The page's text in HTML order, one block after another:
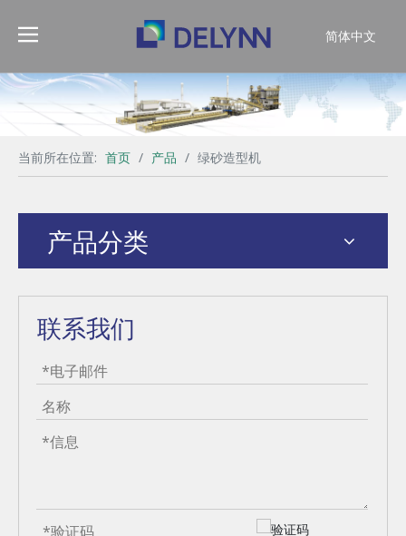
简体中文
当前所在位置: 首页 / 产品 / 绿砂造型机
产品分类
联系我们